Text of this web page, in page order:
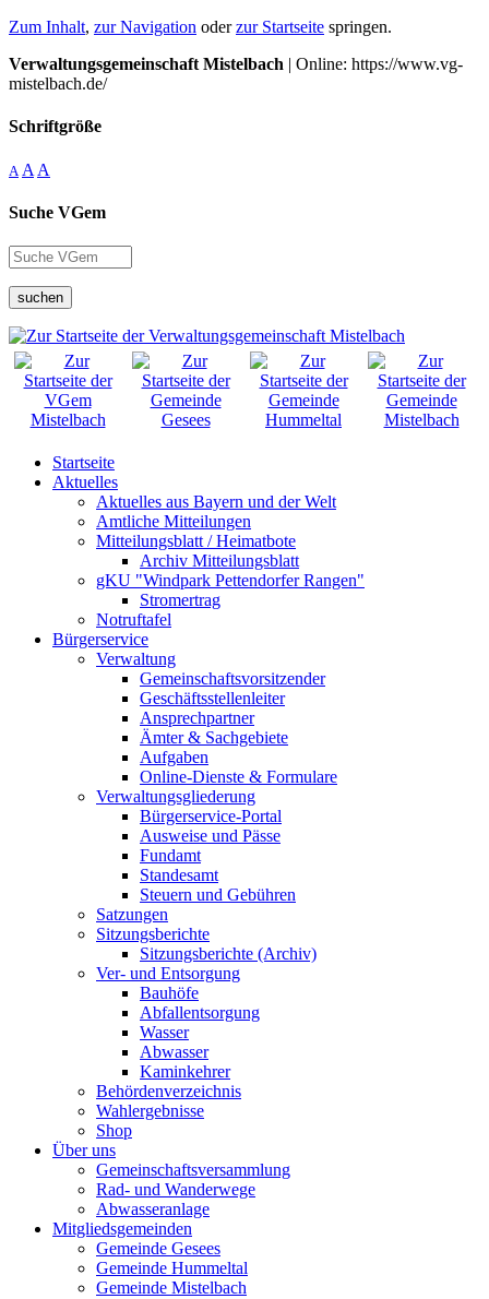
Zum Inhalt, zur Navigation oderzur Startseite springen.
Verwaltungsgemeinschaft Mistelbach | Online: https://www.vg-
mistelbach.de/
Schriftgröße
A A A
Suche VGem
suchen
Startseite
Aktuelles
Aktuelles aus Bayern und der Welt
Amtliche Mitteilungen
Mitteilungsblatt / Heimatbote
Archiv Mitteilungsblatt
gKU "Windpark Pettendorfer Rangen"
Stromertrag
Notruftafel
Bürgerservice
Verwaltung
Gemeinschaftsvorsitzender
Geschäftsstellenleiter
Ansprechpartner
Ämter & Sachgebiete
Aufgaben
Online-Dienste & Formulare
Verwaltungsgliederung
Bürgerservice-Portal
Ausweise und Pässe
Fundamt
Standesamt
Steuern und Gebühren
Satzungen
Sitzungsberichte
Sitzungsberichte (Archiv)
Ver- und Entsorgung
Bauhöfe
Abfallentsorgung
Wasser
Abwasser
Kaminkehrer
Behördenverzeichnis
Wahlergebnisse
Shop
Über uns
Gemeinschaftsversammlung
Rad- und Wanderwege
Abwasseranlage
Mitgliedsgemeinden
Gemeinde Gesees
Gemeinde Hummeltal
Gemeinde Mistelbach